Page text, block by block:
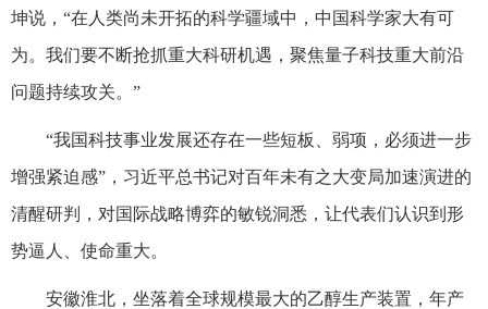
坤说，“在人类尚未开拓的科学疆域中，中国科学家大有可
为。我们要不断抢抓重大科研机遇，聚焦量子科技重大前沿
问题持续攻关。”
“我国科技事业发展还存在一些短板、弱项，必须进一步
增强紧迫感”，习近平总书记对百年未有之大变局加速演进的
清醒研判，对国际战略博弈的敏锐洞悉，让代表们认识到形
势逼人、使命重大。
安徽淮北，坐落着全球规模最大的乙醇生产装置，年产